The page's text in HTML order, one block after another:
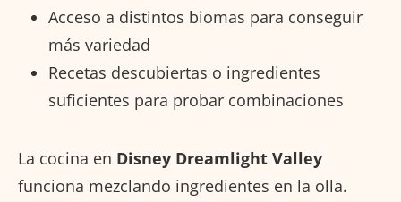
Acceso a distintos biomas para conseguir
más variedad
Recetas descubiertas o ingredientes
suficientes para probar combinaciones
La cocina en Disney Dreamlight Valley
funciona mezclando ingredientes en la olla.